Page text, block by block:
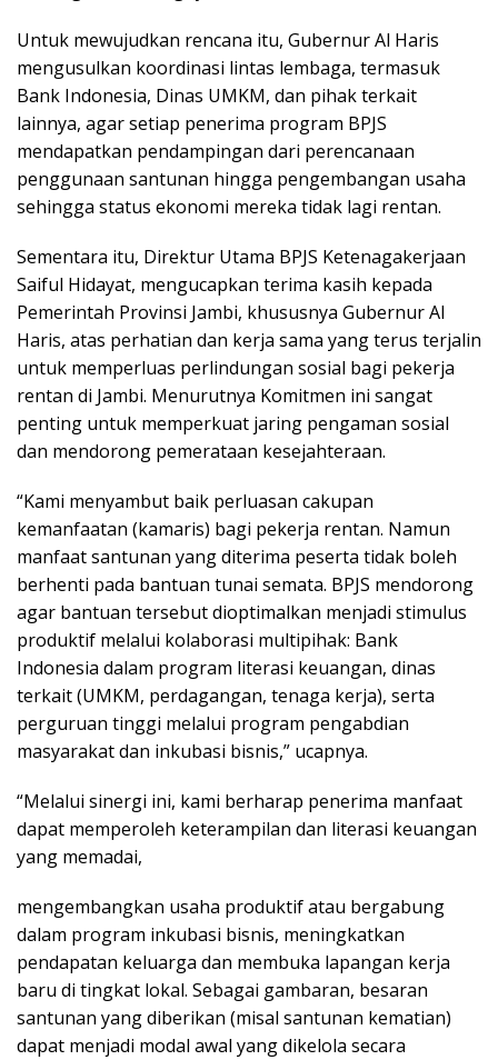
Untuk mewujudkan rencana itu, Gubernur Al Haris
mengusulkan koordinasi lintas lembaga, termasuk
Bank Indonesia, Dinas UMKM, dan pihak terkait
lainnya, agar setiap penerima program BPJS
mendapatkan pendampingan dari perencanaan
penggunaan santunan hingga pengembangan usaha
sehingga status ekonomi mereka tidak lagi rentan.
Sementara itu, Direktur Utama BPJS Ketenagakerjaan
Saiful Hidayat, mengucapkan terima kasih kepada
Pemerintah Provinsi Jambi, khususnya Gubernur Al
Haris, atas perhatian dan kerja sama yang terus terjalin
untuk memperluas perlindungan sosial bagi pekerja
rentan di Jambi. Menurutnya Komitmen ini sangat
penting untuk memperkuat jaring pengaman sosial
dan mendorong pemerataan kesejahteraan.
“Kami menyambut baik perluasan cakupan
kemanfaatan (kamaris) bagi pekerja rentan. Namun
manfaat santunan yang diterima peserta tidak boleh
berhenti pada bantuan tunai semata. BPJS mendorong
agar bantuan tersebut dioptimalkan menjadi stimulus
produktif melalui kolaborasi multipihak: Bank
Indonesia dalam program literasi keuangan, dinas
terkait (UMKM, perdagangan, tenaga kerja), serta
perguruan tinggi melalui program pengabdian
masyarakat dan inkubasi bisnis,” ucapnya.
“Melalui sinergi ini, kami berharap penerima manfaat
dapat memperoleh keterampilan dan literasi keuangan
yang memadai,
mengembangkan usaha produktif atau bergabung
dalam program inkubasi bisnis, meningkatkan
pendapatan keluarga dan membuka lapangan kerja
baru di tingkat lokal. Sebagai gambaran, besaran
santunan yang diberikan (misal santunan kematian)
dapat menjadi modal awal yang dikelola secara